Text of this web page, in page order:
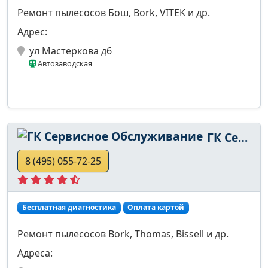
Ремонт пылесосов Бош, Bork, VITEK и др.
Адрес:
ул Мастеркова д6
Автозаводская
ГК Сервисное Обслуживание
8 (495) 055-72-25
Бесплатная диагностика Оплата картой
Ремонт пылесосов Bork, Thomas, Bissell и др.
Адреса: